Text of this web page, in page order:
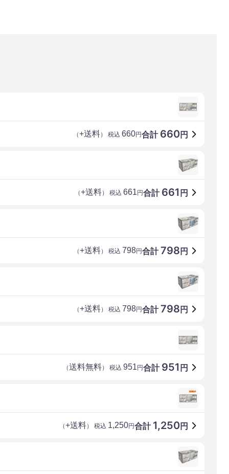
合計 660円
（+送料） 税込 660円
合計 661 円
（+送料） 税込 661円
合計798 円
（+送料） 税込 798円
合計798 円
（+送料） 税込 798円
合計 951 円
（送料無料） 税込 951円
合計 1,250円
（+送料） 税込 1,250円